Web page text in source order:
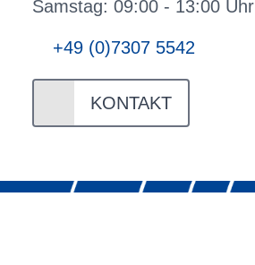
Samstag: 09:00 - 13:00 Uhr
+49 (0)7307 5542
KONTAKT